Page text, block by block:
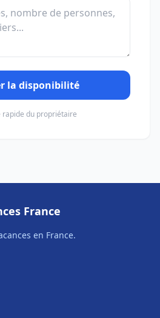
la disponibilité
rapide du propriétaire
France
en France.